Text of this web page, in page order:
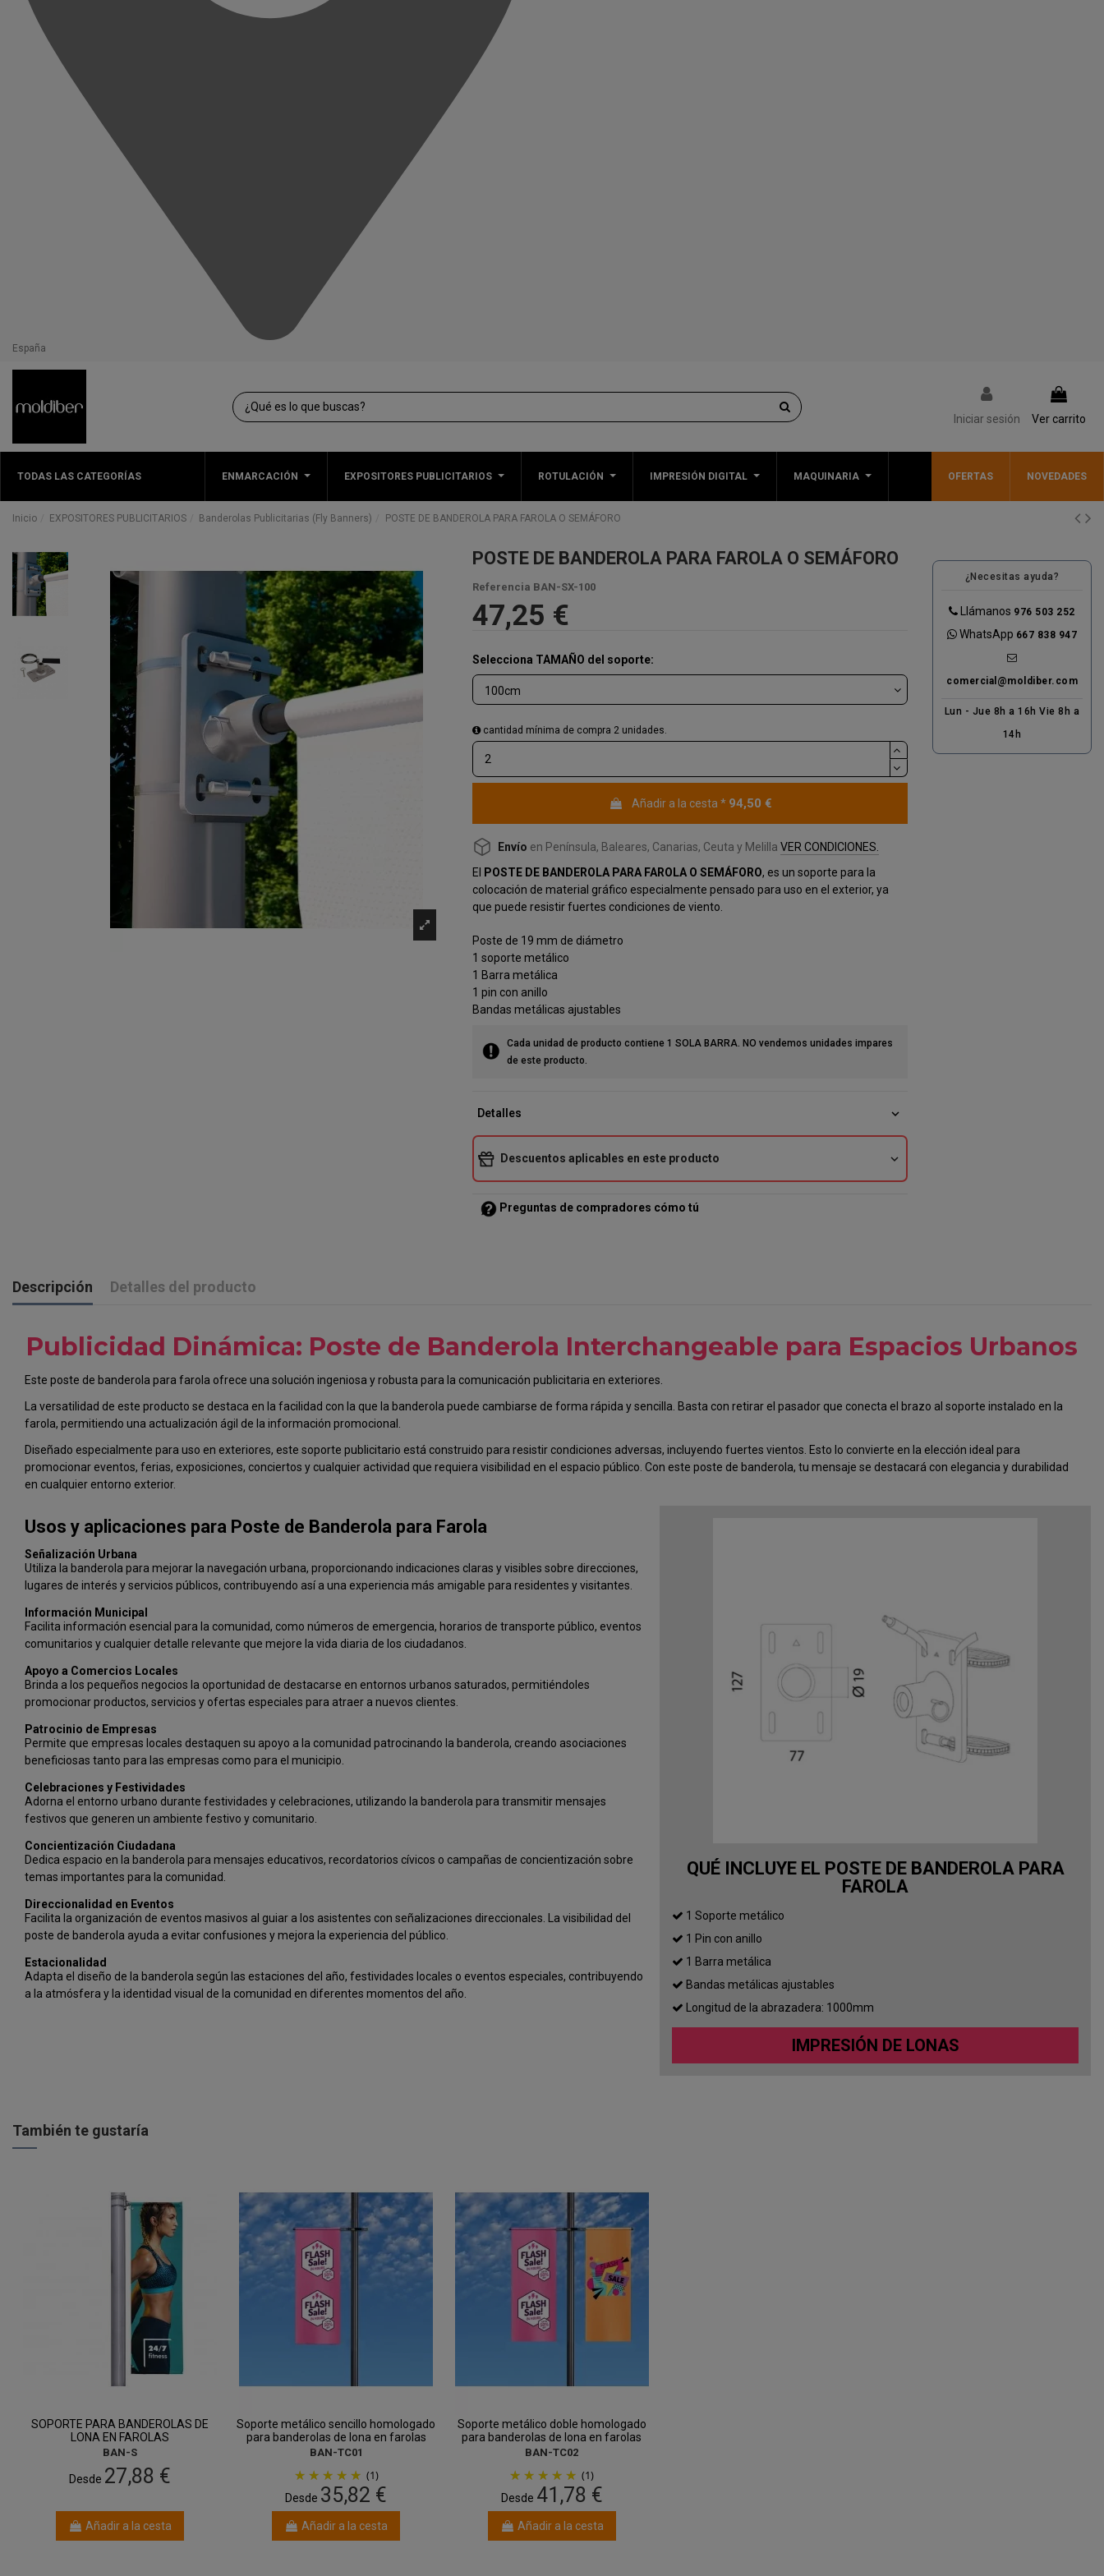
España
Iniciar sesión Ver carrito
TODAS LAS CATEGORÍAS ENMARCACIÓN EXPOSITORES PUBLICITARIOS ROTULACIÓN IMPRESIÓN DIGITAL MAQUINARIA OFERTAS NOVEDADES
Inicio EXPOSITORES PUBLICITARIOS Banderolas Publicitarias (Fly Banners) POSTE DE BANDEROLA PARA FAROLA O SEMÁFORO
POSTE DE BANDEROLA PARA FAROLA O SEMÁFORO
Referencia BAN-SX-100
47,25 €
Selecciona TAMAÑO del soporte:
cantidad mínima de compra 2 unidades.
Añadir a la cesta * 94,50 €
Envío en Península, Baleares, Canarias, Ceuta y Melilla VER CONDICIONES.
El
POSTE DE BANDEROLA PARA FAROLA O SEMÁFORO, es un soporte para la
colocación de material gráfico especialmente pensado para uso en el exterior, ya
que puede resistir fuertes condiciones de viento.
Poste de 19 mm de diámetro
1 soporte metálico
1 Barra metálica
1 pin con anillo
Bandas metálicas ajustables
Cada unidad de producto contiene 1 SOLA BARRA. NO vendemos unidades impares
de este producto.
Detalles expand_more
Descuentos aplicables en este producto expand_more
Preguntas de compradores cómo tú
¿Necesitas ayuda?
Llámanos 976 503 252
WhatsApp 667 838 947
comercial@moldiber.com
Lun - Jue 8h a 16h Vie 8h a
14h
Descripción Detalles del producto
Publicidad Dinámica: Poste de Banderola Interchangeable para Espacios Urbanos
Este poste de banderola para farola ofrece una solución ingeniosa y robusta para la comunicación publicitaria en exteriores.
La versatilidad de este producto se destaca en la facilidad con la que la banderola puede cambiarse de forma rápida y sencilla. Basta con retirar el pasador que conecta el brazo al soporte instalado en la
farola, permitiendo una actualización ágil de la información promocional.
Diseñado especialmente para uso en exteriores, este soporte publicitario está construido para resistir condiciones adversas, incluyendo fuertes vientos. Esto lo convierte en la elección ideal para
promocionar eventos, ferias, exposiciones, conciertos y cualquier actividad que requiera visibilidad en el espacio público. Con este poste de banderola, tu mensaje se destacará con elegancia y durabilidad
en cualquier entorno exterior.
Usos y aplicaciones para Poste de Banderola para Farola
Señalización Urbana
Utiliza la banderola para mejorar la navegación urbana, proporcionando indicaciones claras y visibles sobre direcciones,
lugares de interés y servicios públicos, contribuyendo así a una experiencia más amigable para residentes y visitantes.
Información Municipal
Facilita información esencial para la comunidad, como números de emergencia, horarios de transporte público, eventos
comunitarios y cualquier detalle relevante que mejore la vida diaria de los ciudadanos.
Apoyo a Comercios Locales
Brinda a los pequeños negocios la oportunidad de destacarse en entornos urbanos saturados, permitiéndoles
promocionar productos, servicios y ofertas especiales para atraer a nuevos clientes.
Patrocinio de Empresas
Permite que empresas locales destaquen su apoyo a la comunidad patrocinando la banderola, creando asociaciones
beneficiosas tanto para las empresas como para el municipio.
Celebraciones y Festividades
Adorna el entorno urbano durante festividades y celebraciones, utilizando la banderola para transmitir mensajes
festivos que generen un ambiente festivo y comunitario.
Concientización Ciudadana
Dedica espacio en la banderola para mensajes educativos, recordatorios cívicos o campañas de concientización sobre
temas importantes para la comunidad.
Direccionalidad en Eventos
Facilita la organización de eventos masivos al guiar a los asistentes con señalizaciones direccionales. La visibilidad del
poste de banderola ayuda a evitar confusiones y mejora la experiencia del público.
Estacionalidad
Adapta el diseño de la banderola según las estaciones del año, festividades locales o eventos especiales, contribuyendo
a la atmósfera y la identidad visual de la comunidad en diferentes momentos del año.
QUÉ INCLUYE EL POSTE DE BANDEROLA PARA
FAROLA
1 Soporte metálico
1 Pin con anillo
1 Barra metálica
Bandas metálicas ajustables
Longitud de la abrazadera: 1000mm
IMPRESIÓN DE LONAS
También te gustaría
SOPORTE PARA BANDEROLAS DE
LONA EN FAROLAS
BAN-S
Desde 27,88 €
Añadir a la cesta
Soporte metálico sencillo homologado
para banderolas de lona en farolas
BAN-TC01
(1)
Desde 35,82 €
Añadir a la cesta
Soporte metálico doble homologado
para banderolas de lona en farolas
BAN-TC02
(1)
Desde 41,78 €
Añadir a la cesta